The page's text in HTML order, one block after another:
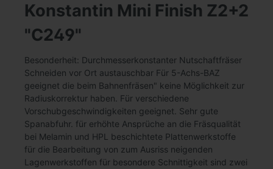
Konstantin Mini Finish Z2+2
"C249"
Besonderheit: Durchmesserkonstanter Nutschaftfräser
Schneiden vor Ort austauschbar Für 5-Achs-BAZ
geeignet die beim Bahnenfräsen" keine Möglichkeit zur
Radiuskorrektur haben. Für verschiedene
Vorschubgeschwindigkeiten geeignet. Sehr gute
Spanabfuhr. für erhöhte Ansprüche an die Fräsqualität
bei Melamin und HPL beschichtete Plattenwerkstoffe
für die Bearbeitung von zum Ausriss neigenden
Lagenwerkstoffen für besondere Schnittigkeit sind zwei